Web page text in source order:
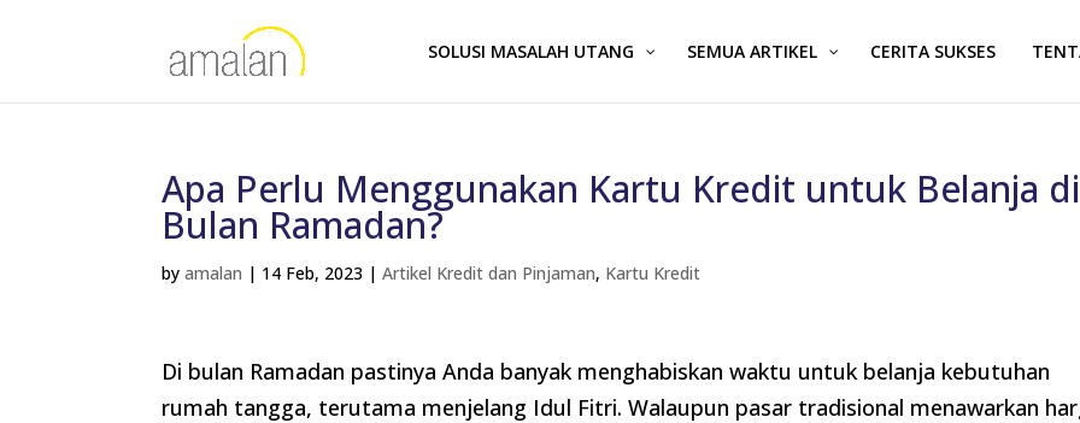
SOLUSI MASALAH UTANG SEMUA ARTIKEL CERITA SUKSES
Apa Perlu Menggunakan Kartu Kredit untuk Belanja di
Bulan Ramadan?
byamalan | 14 Feb, 2023 |Artikel Kredit dan Pinjaman, Kartu Kredit
Di bulan Ramadan pastinya Anda banyak menghabiskan waktu untuk belanja kebutuhan
rumah tangga, terutama menjelang Idul Fitri. Walaupun pasar tradisional menawarkan